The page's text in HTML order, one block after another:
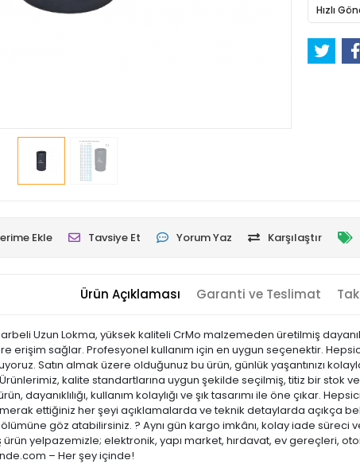
Hızlı
Ekle Tavsiye Et Yorum Yaz Karşılaştır
Ürün Açıklaması Garanti ve Teslimat
Uzun Lokma, yüksek kaliteli CrMo malzemeden üretilmiş
erişim sağlar. Profesyonel kullanım için en uygun seçenektir.
Satın almak üzere olduğunuz bu ürün, günlük yaşantınızı
kalite standartlarına uygun şekilde seçilmiş, titiz bir stok
dayanıklılığı, kullanım kolaylığı ve şık tasarımı ile öne çıkar.
ettiğiniz her şeyi açıklamalarda ve teknik detaylarda açıkça
göz atabilirsiniz. ? Aynı gün kargo imkânı, kolay iade süreci
yelpazemizle; elektronik, yapı market, hırdavat, ev gereçleri,
– Her şey içinde!